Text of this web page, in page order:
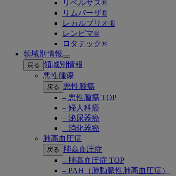
リベルサス®
リムパーザ®
レカルブリオ®
レンビマ®
ロタテック®
領域別情報
Open
submenu
戻る 領域別情報
悪性腫瘍
戻る
悪性腫瘍
– 悪性腫瘍 TOP
– 婦人科癌
– 泌尿器癌
– 消化器癌
肺高血圧症
戻る
肺高血圧症
– 肺高血圧症 TOP
– PAH（肺動脈性肺高血圧症）